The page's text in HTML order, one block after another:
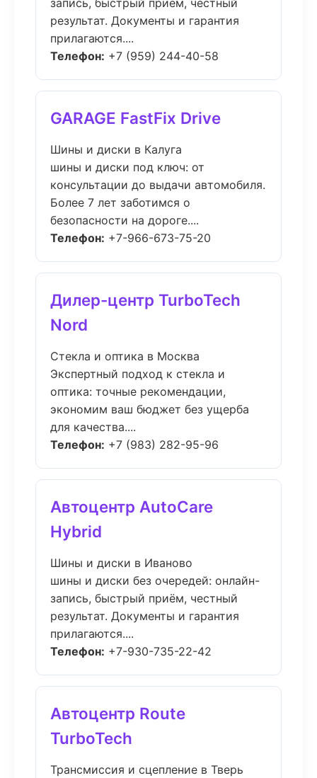
запись, быстрый приём, честный
результат. Документы и гарантия
прилагаются....
Телефон: +7 (959) 244-40-58
GARAGE FastFix Drive
Шины и диски в Калуга
шины и диски под ключ: от
консультации до выдачи автомобиля.
Более 7 лет заботимся о
безопасности на дороге....
Телефон: +7-966-673-75-20
Дилер-центр TurboTech
Nord
Стекла и оптика в Москва
Экспертный подход к стекла и
оптика: точные рекомендации,
экономим ваш бюджет без ущерба
для качества....
Телефон: +7 (983) 282-95-96
Автоцентр AutoCare
Hybrid
Шины и диски в Иваново
шины и диски без очередей: онлайн-
запись, быстрый приём, честный
результат. Документы и гарантия
прилагаются....
Телефон: +7-930-735-22-42
Автоцентр Route
TurboTech
Трансмиссия и сцепление в Тверь